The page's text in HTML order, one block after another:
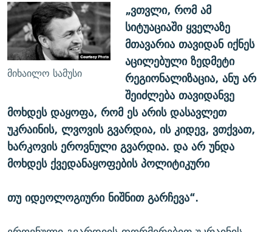
მიხაილო სამუსი
„ვთვლი, რომ ამ
სიტუაციაში ყველაზე
მთავარია თავიდან იქნეს
აცილებული ზედმეტი
რეგიონალიზაცია, ანუ არ
შეიძლება თავიდანვე
მოხდეს დაყოფა, რომ ეს არის დასავლეთ
უკრაინის, ლვოვის გვარდია, ის კიდევ, ვთქვათ,
ხარკოვის ეროვნული გვარდია. და არ უნდა
მოხდეს ქვედანაყოფების პოლიტიკური
თუ იდეოლოგიური ნიშნით გარჩევა“.